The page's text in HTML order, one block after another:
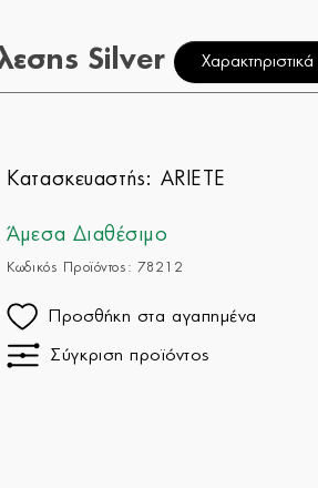
Silver Χαρακτηριστικά
Κατασκευαστής: ARIETE
Άμεσα Διαθέσιμο
Κωδικός Προϊόντος: 78212
Προσθήκη στα αγαπημένα
Σύγκριση προϊόντος